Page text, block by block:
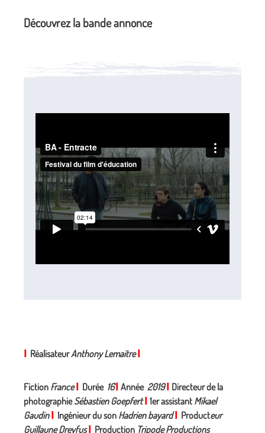
Découvrez la bande annonce
RéalisateurAnthony Lemaitre
Fiction France Durée 16'I Année 2019 Directeur de la
photographieSébastien Goepfert 1er assistant Mikael
Gaudin
Ingénieur du son Hadrien bayard Producteur
Guillaune Dreyfus
Production Tripode Productions